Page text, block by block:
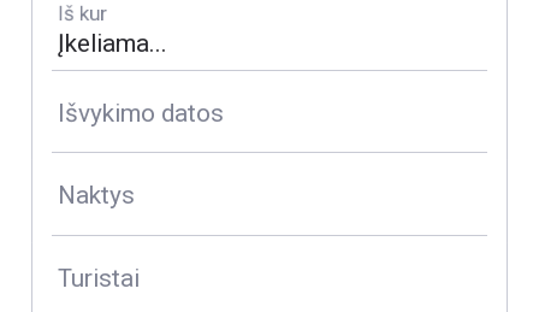
Iš kur
Išvykimo datos
Naktys
Turistai